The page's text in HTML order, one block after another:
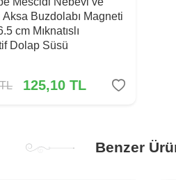
Aksa Buzdolabı Magneti
cm Mıknatıslı
Dolap Süsü
125,10 TL
Benzer